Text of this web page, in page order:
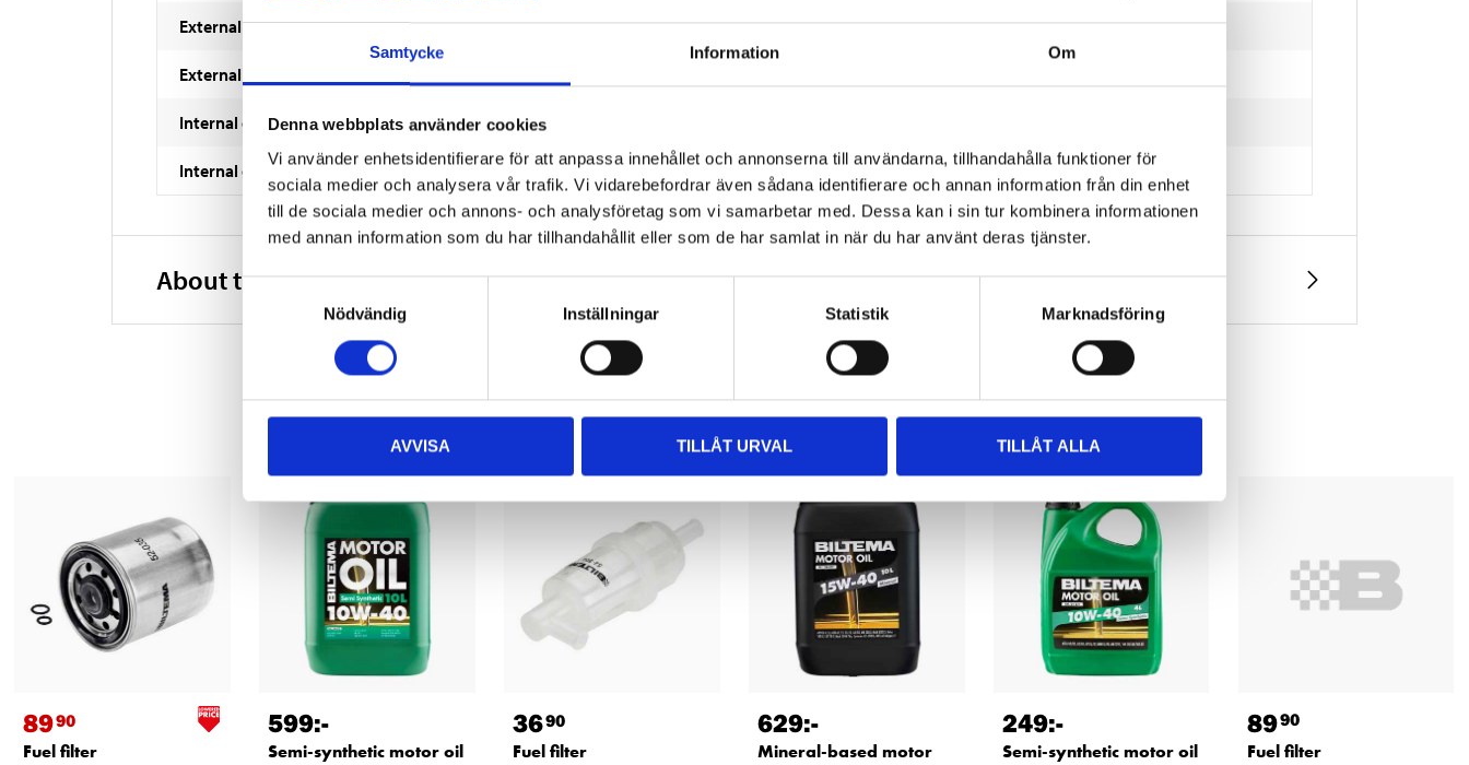
Samtycke Information Om
Denna webbplats använder cookies
Vi använder enhetsidentifierare för att anpassa innehållet och annonserna till användarna, tillhandahålla funktioner för
sociala medier och analysera vår trafik. Vi vidarebefordrar även sådana identifierare och annan information från din enhet
till de sociala medier och annons- och analysföretag som vi samarbetar med. Dessa kan i sin tur kombinera informationen
med annan information som du har tillhandahållit eller som de har samlat in när du har använt deras tjänster.
Nödvändig
Inställningar Statistik Marknadsföring
AVVISA TILLÅT URVAL TILLÅT ALLA
External diameter 90,5 mm
External diameter
Internal diameter
Internal diameter 2 25 mm
About the manufacturer
Other customers also bought
8990
Fuel filter
599:-
Semi-synthetic motor oil
3690
Fuel filter
629:-
Mineral-based motor
249:-
Semi-synthetic motor oil
8990
Fuel filter